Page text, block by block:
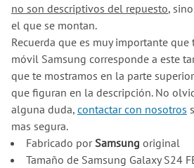
no son descriptivos del repuesto,
el que se montan.
Recuerda que es muy importante que
móvil Samsung corresponde a este
que te mostramos en la parte
que figuran en la descripción. No
alguna duda, contactar con nosotros
mas segura.
Fabricado porSamsung original
Tamaño de Samsung Galaxy S24